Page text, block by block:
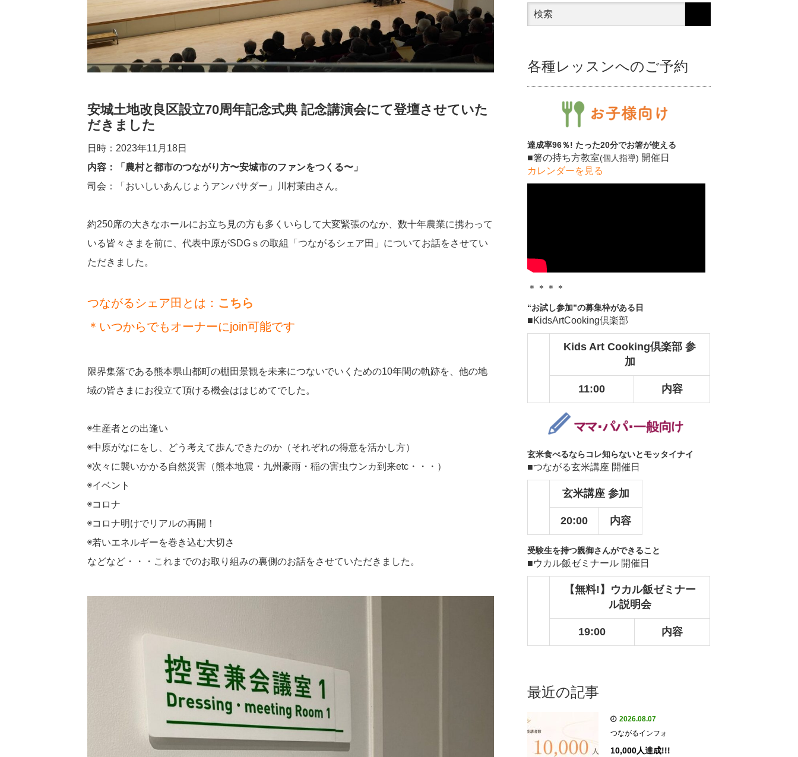
安城土地改良区設立70周年記念式典 記念講演会にて登壇させていた
だきました
日時：2023年11月18日
内容：「農村と都市のつながり方〜安城市のファンをつくる〜」
司会：「おいしいあんじょうアンバサダー」川村茉由さん。
約250席の大きなホールにお立ち見の方も多くいらして大変緊張のなか、数十年農業に携わって
いる皆々さまを前に、代表中原がSDGｓの取組「つながるシェア田」についてお話をさせてい
ただきました。
つながるシェア田とは： こちら
＊いつからでもオーナーにjoin可能です
限界集落である熊本県山都町の棚田景観を未来につないでいくための10年間の軌跡を、他の地
域の皆さまにお役立て頂ける機会ははじめてでした。
◉生産者との出逢い
◉中原がなにをし、どう考えて歩んできたのか（それぞれの得意を活かし方）
◉次々に襲いかかる自然災害（熊本地震・九州豪雨・稲の害虫ウンカ到来etc・・・）
◉イベント
◉コロナ
◉コロナ明けでリアルの再開！
◉若いエネルギーを巻き込む大切さ
などなど・・・これまでのお取り組みの裏側のお話をさせていただきました。
各種レッスンへのご予約
達成率96％! たった20分でお箸が使える
■箸の持ち方教室(個人指導) 開催日
カレンダーを見る
＊＊＊＊
“お試し参加”の募集枠がある日
■KidsArtCooking倶楽部
Kids Art Cooking倶楽部 参
加
11:00 内容
玄米食べるならコレ知らないとモッタイナイ
■つながる玄米講座 開催日
玄米講座 参加
20:00 内容
受験生を持つ親御さんができること
■ウカル飯ゼミナール 開催日
【無料!】ウカル飯ゼミナー
ル説明会
19:00 内容
最近の記事
2026.08.07
つながるインフォ
10,000人達成!!!